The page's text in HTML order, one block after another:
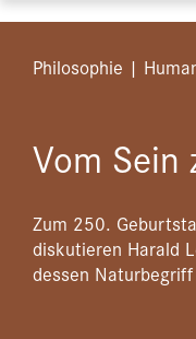
Philosophie |
Vom Sein
Zum 250.
diskutieren Harald
dessen Naturbegriff